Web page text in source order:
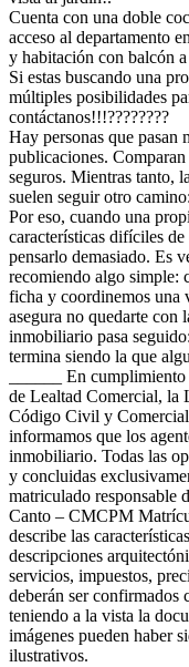
Cuenta con una doble
acceso al departamento
y habitación con balcón
Si estas buscando una
múltiples posibilidades
contáctanos!!!????????
Hay personas que pasan
publicaciones.
seguros. Mientras tanto,
suelen seguir otro
Por eso, cuando una
características difíciles
pensarlo demasiado. Es
recomiendo algo simple:
ficha y coordinemos una
asegura no quedarte con
inmobiliario pasa
termina siendo la que
______ En
de Lealtad Comercial, la
Código Civil y
informamos que los
inmobiliario. Todas las
y concluidas
matriculado responsable
Canto – CMCPM
describe las
descripciones
servicios, impuestos,
deberán ser confirmados
teniendo a la vista la
imágenes pueden haber
ilustrativos.